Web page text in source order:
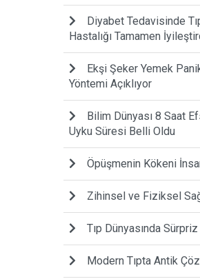
Diyabet Tedavisinde
Hastalığı Tamamen
Ekşi Şeker Yemek
Yöntemi Açıklıyor
Bilim Dünyası 8 Saat
Uyku Süresi Belli Oldu
Öpüşmenin Kökeni
Zihinsel ve Fiziksel
Tıp Dünyasında
Modern Tıpta Antik